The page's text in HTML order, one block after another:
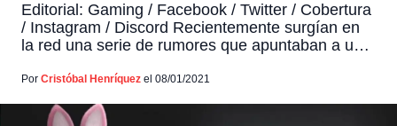
Editorial: Gaming / Facebook / Twitter / Cobertura
/ Instagram / Discord Recientemente surgían en
la red una serie de rumores que apuntaban a una
Microsoft se comprometería a mantener el
fin de mantener vigentes este formato. […]
Por Cristóbal Henríquez el 08/01/2021